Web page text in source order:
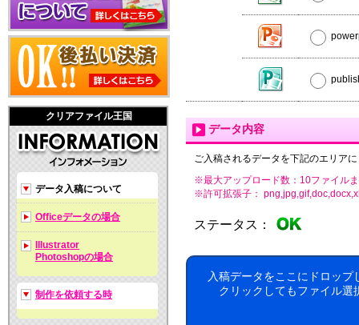
クリアファイル王国
データ入稿について
Officeデータの場合
Illustrator
Photoshopの場合
制作を依頼する時
データ内容
ご入稿されるデータを下記のエリア
※最大アップロード数：10ファイル
※許可拡張子：
ステータス：
入稿データをここにドロップ
クリックしてもファイル選